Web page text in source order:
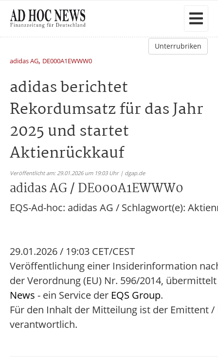
Unterrubriken
adidas AG, DE000A1EWWW0
adidas berichtet
Rekordumsatz für das Jahr
2025 und startet
Aktienrückkauf
Veröffentlicht am: 29.01.2026 um 19:03 Uhr | dgap.de
adidas AG / DE000A1EWWW0
EQS-Ad-hoc: adidas AG / Schlagwort(e):
29.01.2026 / 19:03 CET/CEST
Veröffentlichung einer Insiderinformation
der Verordnung (EU) Nr. 596/2014,
News - ein Service der EQS Group.
Für den Inhalt der Mitteilung ist der Emittent /
verantwortlich.